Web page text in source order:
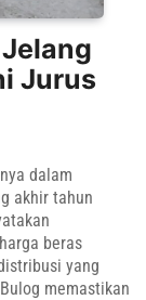
Jurus
dalam
akhir tahun
beras
yang
memastikan